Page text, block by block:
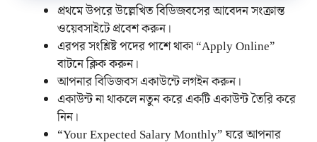
প্রথমে উপরে উল্লেখিত বিডিজবসের আবেদন সংক্রান্ত
ওয়েবসাইটে প্রবেশ করুন।
এরপর সংশ্লিষ্ট পদের পাশে থাকা “Apply Online”
বাটনে ক্লিক করুন।
আপনার বিডিজবস একাউন্টে লগইন করুন।
একাউন্ট না থাকলে নতুন করে একটি একাউন্ট তৈরি করে
নিন।
“Your Expected Salary Monthly” ঘরে আপনার